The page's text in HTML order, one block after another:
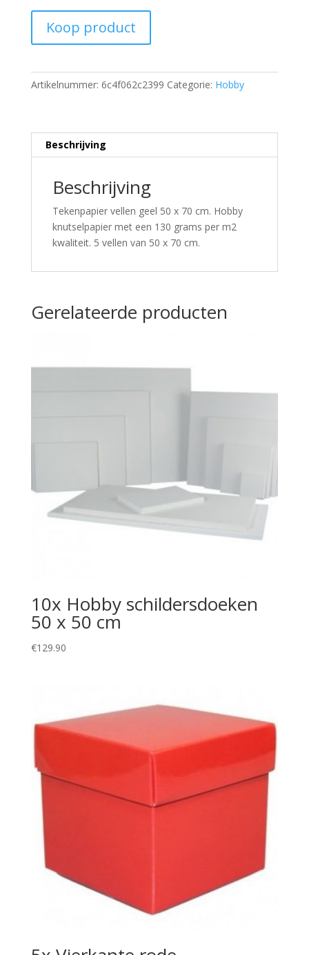
Koop product
Artikelnummer: 6c4f062c2399 Categorie: Hobby
Beschrijving
Beschrijving
Tekenpapier vellen geel 50 x 70 cm. Hobby
knutselpapier met een 130 grams per m2
kwaliteit. 5 vellen van 50 x 70 cm.
Gerelateerde producten
10x Hobby schildersdoeken
50 x 50 cm
€129.90